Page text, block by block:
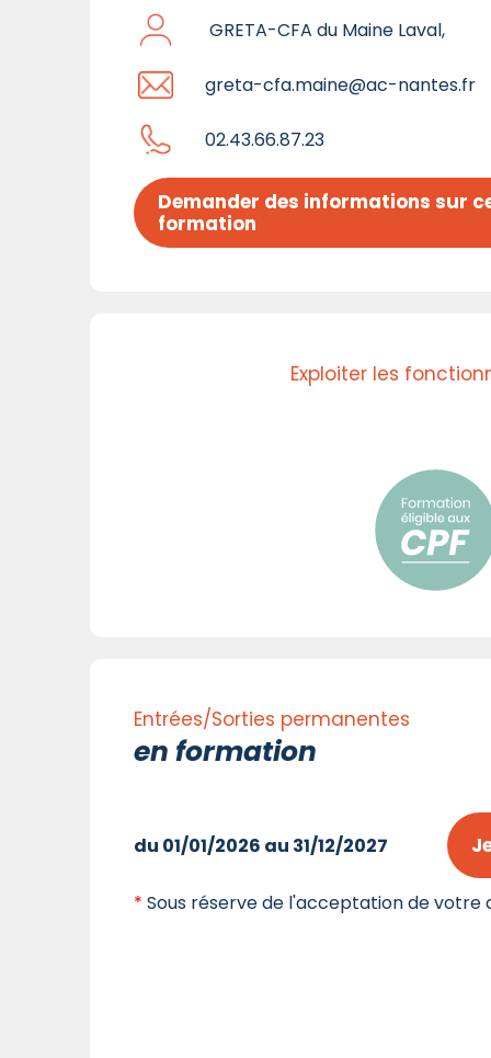
GRETA-CFA du Maine Laval,
greta-cfa.maine@ac-nantes.fr
02.43.66.87.23
Demander des informations sur
formation
Exploiter les
Entrées/Sorties permanentes
en formation
du 01/01/2026 au 31/12/2027
* Sous réserve de l'acceptation de votre